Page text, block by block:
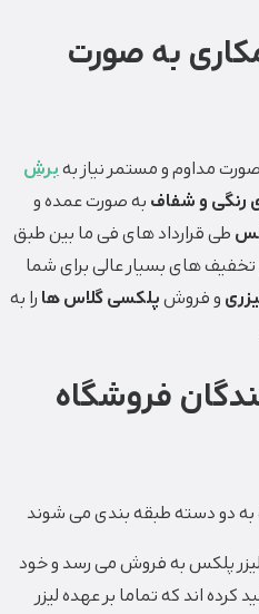
به صورت
مداوم و مستمر نیاز بهبرش
رنگی و شفاف به صورت عمده و
طی قرارداد های فی ما بین طبق
تخفیف های بسیار عالی برای شما
و فروشپلکسی گلاس ها را به
فروشگاه
دو دسته طبقه بندی می شوند
پلکس به فروش می رسد و خود
کرده اند که تماما بر عهده لیزر